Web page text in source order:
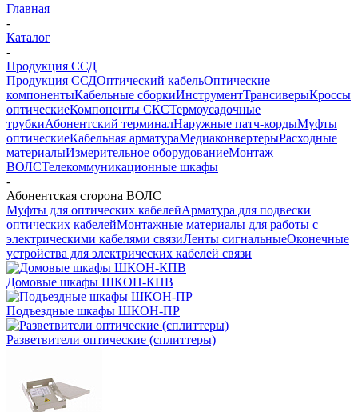
Главная
-
Каталог
-
Продукция ССД
Продукция ССДОптический кабельОптические
компонентыКабельные сборкиИнструментТрансиверыКроссы
оптическиеКомпоненты СКСТермоусадочные
трубкиАбонентский терминалНаружные патч-кордыМуфты
оптическиеКабельная арматураМедиаконвертерыРасходные
материалыИзмерительное оборудованиеМонтаж
ВОЛСТелекоммуникационные шкафы
-
Абонентская сторона ВОЛС
Муфты для оптических кабелейАрматура для подвески
оптических кабелейМонтажные материалы для работы с
электрическими кабелями связиЛенты сигнальныеОконечные
устройства для электрических кабелей связи
Домовые шкафы ШКОН-КПВ
Подъездные шкафы ШКОН-ПР
Разветвители оптические (сплиттеры)